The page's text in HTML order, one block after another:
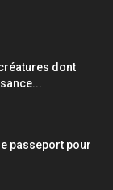
dont
passeport pour